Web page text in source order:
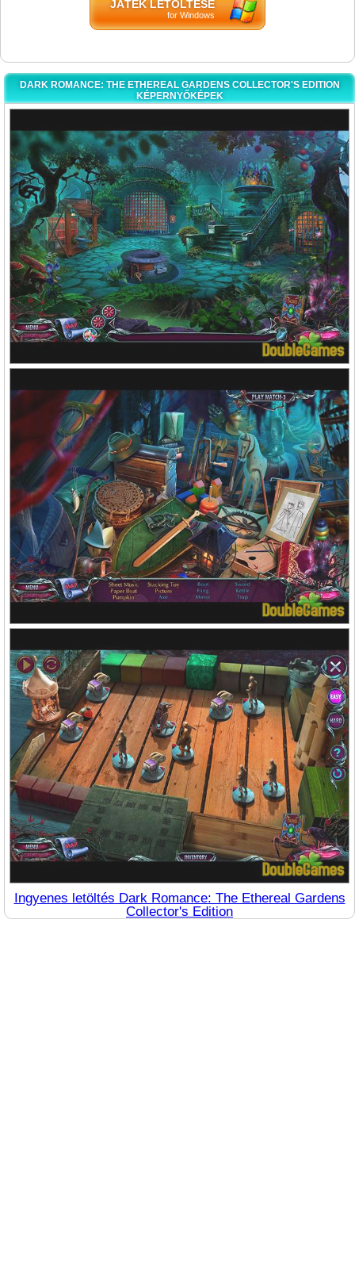
JÁTÉK LETÖLTÉSE
for Windows
DARK ROMANCE: THE ETHEREAL GARDENS COLLECTOR'S EDITION
KÉPERNYŐKÉPEK
Ingyenes letöltés Dark Romance: The Ethereal Gardens
Collector's Edition